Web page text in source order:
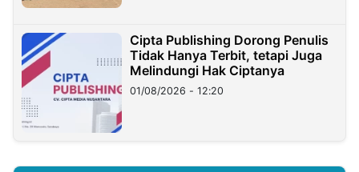
Cipta Publishing Dorong Penulis
Tidak Hanya Terbit, tetapi Juga
Melindungi Hak Ciptanya
01/08/2026 - 12:20